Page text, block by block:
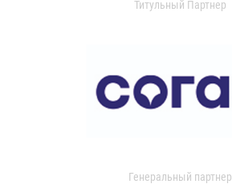
Титульный Партнер
Генеральный партнер